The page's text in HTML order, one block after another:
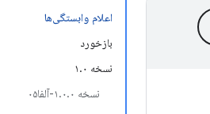
اعلام وابستگی‌ها
بازخورد
نسخه ۱.۰
نسخه ۱.۰.۰-آلفا۰۵